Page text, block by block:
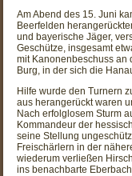
Am Abend des 15. Juni
Beerfelden
und bayerische Jäger,
Geschütze, insgesamt
mit Kanonenbeschuss an
Burg, in der sich die
Hilfe wurde den Turnern
aus herangerückt waren
Nach erfolglosem Sturm
Kommandeur der
seine Stellung
Freischärlern in der
wiederum verließen
ins benachbarte Eberbach